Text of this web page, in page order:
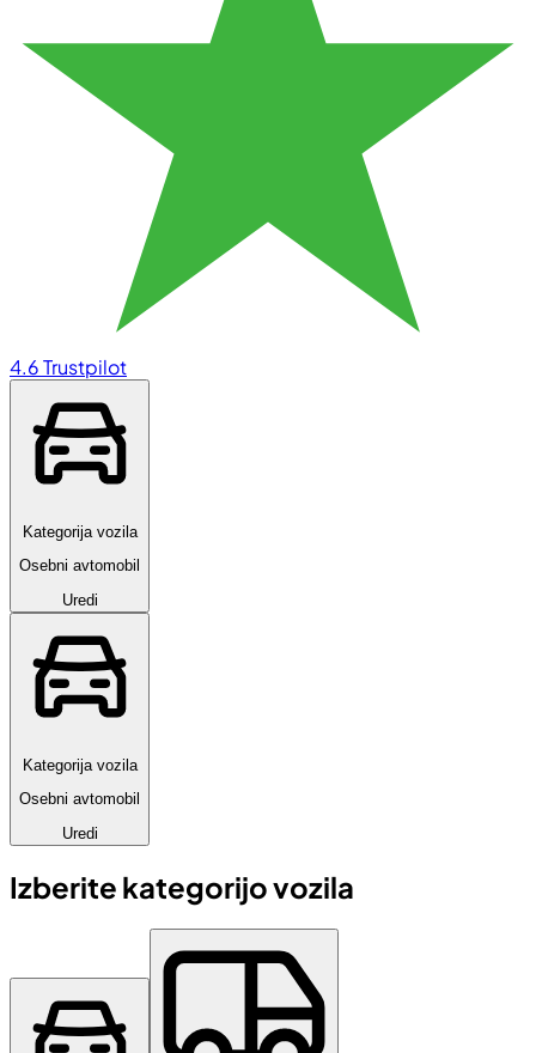
4.6Trustpilot
Kategorija vozila
Osebni avtomobil
Uredi
Kategorija vozila
Osebni avtomobil
Uredi
Izberite kategorijo vozila